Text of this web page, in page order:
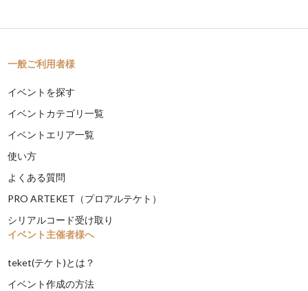
一般ご利用者様
イベントを探す
イベントカテゴリ一覧
イベントエリア一覧
使い方
よくある質問
PRO ARTEKET（プロアルテケト）
シリアルコード受け取り
イベント主催者様へ
teket(テケト)とは？
イベント作成の方法